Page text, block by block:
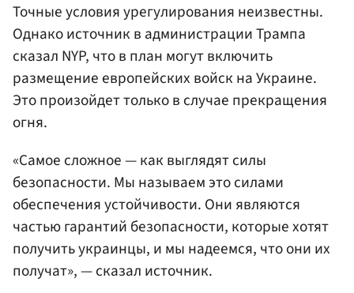
Точные условия урегулирования неизвестны.
Однако источник в администрации Трампа
сказал NYP, что в план могут включить
размещение европейских войск на Украине.
Это произойдет только в случае прекращения
огня.
«Самое сложное — как выглядят силы
безопасности. Мы называем это силами
обеспечения устойчивости. Они являются
частью гарантий безопасности, которые хотят
получить украинцы, и мы надеемся, что они их
получат», — сказал источник.